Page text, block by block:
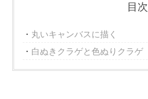
目次
丸いキャンバスに描く
白ぬきクラゲと色ぬりクラゲ